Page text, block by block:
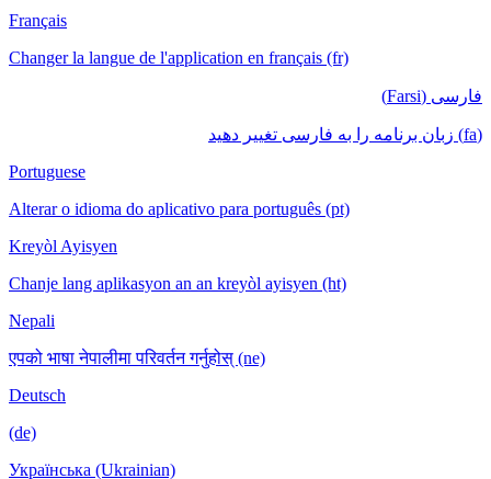
Français
Changer la langue de l'application en français (fr)
فارسی (Farsi)
(fa) زبان برنامه را به فارسی تغییر دهید
Portuguese
Alterar o idioma do aplicativo para português (pt)
Kreyòl Ayisyen
Chanje lang aplikasyon an an kreyòl ayisyen (ht)
Nepali
एपको भाषा नेपालीमा परिवर्तन गर्नुहोस् (ne)
Deutsch
(de)
Українська (Ukrainian)